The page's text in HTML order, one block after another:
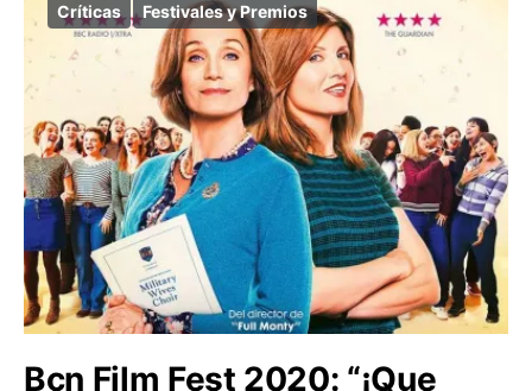
Críticas Festivales y Premios
Bcn Film Fest 2020: “¡Que